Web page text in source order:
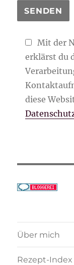
Mit der
erklärst du
diese
Über mich
Rezept-Index